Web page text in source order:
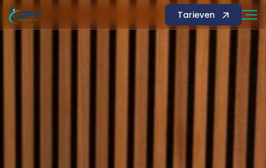
Tarieven